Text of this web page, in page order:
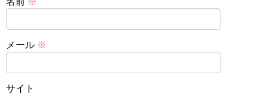
メール ※
サイト